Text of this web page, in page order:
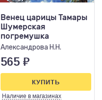
Венец царицы Тамары
Шумерская
погремушка
Александрова Н.Н.
565 ₽
Наличие в магазинах
КУПИТЬ